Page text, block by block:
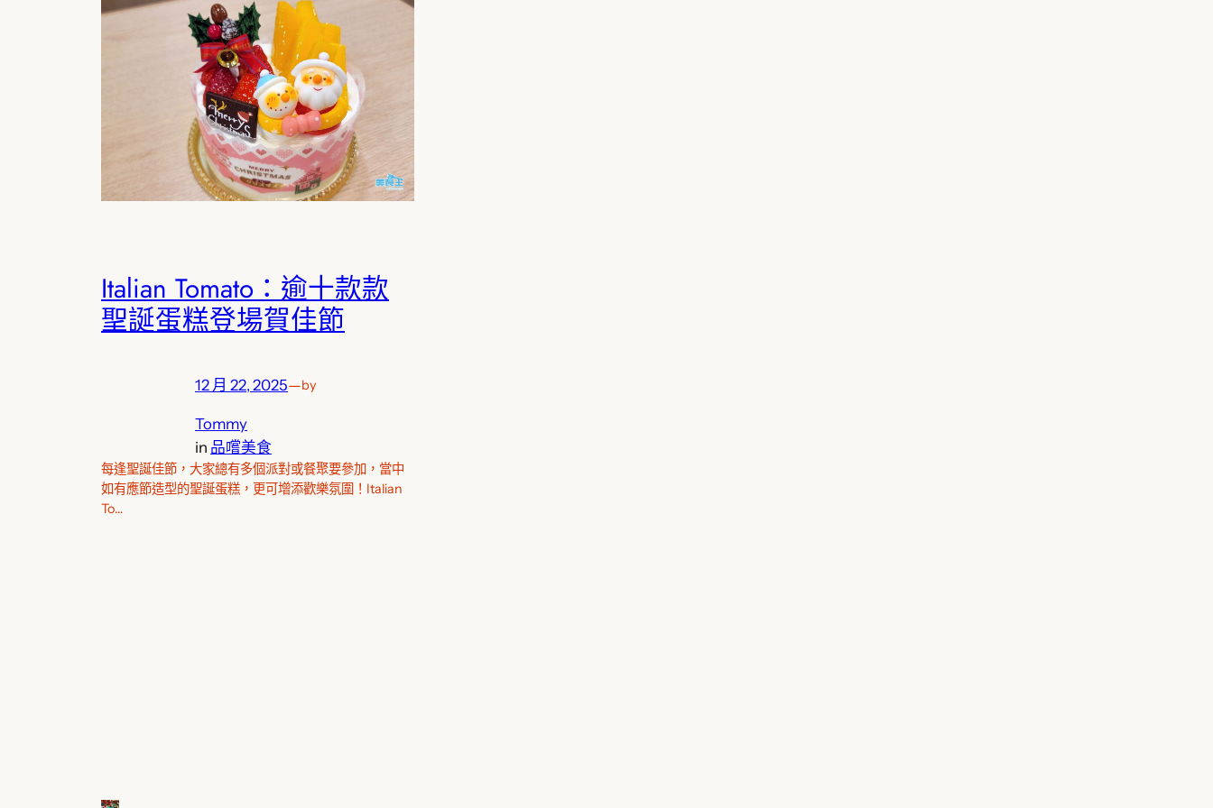
Italian Tomato：逾十款款
聖誕蛋糕登場賀佳節
12 月 22, 2025—by
Tommy
in 品嚐美食
每逢聖誕佳節，大家總有多個派對或餐聚要參加，當中
如有應節造型的聖誕蛋糕，更可增添歡樂氛圍！Italian
To…